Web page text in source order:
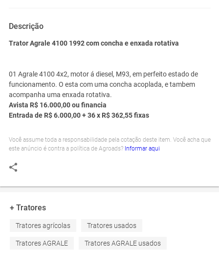
Descrição
Trator Agrale 4100 1992 com concha e enxada rotativa
01 Agrale 4100 4x2, motor á diesel, M93, em perfeito estado de
funcionamento. O esta com uma concha acoplada, e tambem
acompanha uma enxada rotativa.
Avista R$ 16.000,00 ou financia
Entrada de R$ 6.000,00 + 36 x R$ 362,55 fixas
Você assume toda a responsabilidade pela cotação deste item. Você acha que
este anúncio é contra a política de Agroads? Informar aqui
+ Tratores
Tratores agrícolas Tratores usados
Tratores AGRALE Tratores AGRALE usados